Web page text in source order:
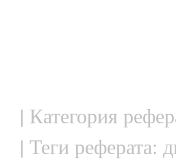
| Категория
| Теги реферата: